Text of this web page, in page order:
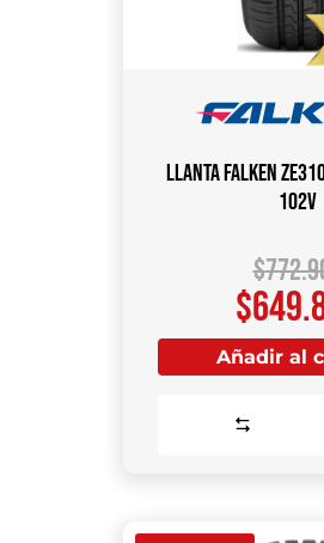
Llanta FALKEN
102V
$
$
Añadir al